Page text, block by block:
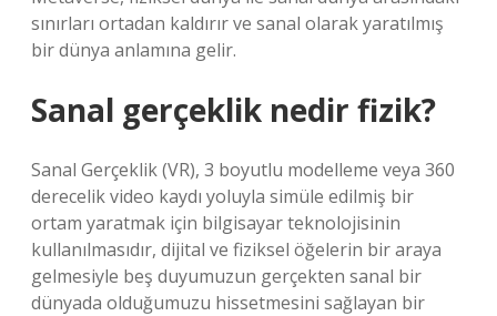
sınırları ortadan kaldırır ve sanal olarak yaratılmış
bir dünya anlamına gelir.
Sanal gerçeklik nedir fizik?
Sanal Gerçeklik (VR), 3 boyutlu modelleme veya 360
derecelik video kaydı yoluyla simüle edilmiş bir
ortam yaratmak için bilgisayar teknolojisinin
kullanılmasıdır, dijital ve fiziksel öğelerin bir araya
gelmesiyle beş duyumuzun gerçekten sanal bir
dünyada olduğumuzu hissetmesini sağlayan bir